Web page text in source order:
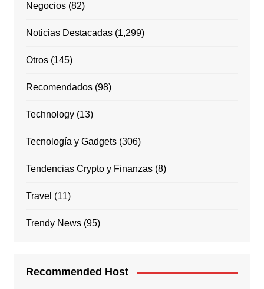
Negocios(82)
Noticias Destacadas(1,299)
Otros(145)
Recomendados(98)
Technology(13)
Tecnología y Gadgets(306)
Tendencias Crypto y Finanzas(8)
Travel (11)
Trendy News(95)
Recommended Host